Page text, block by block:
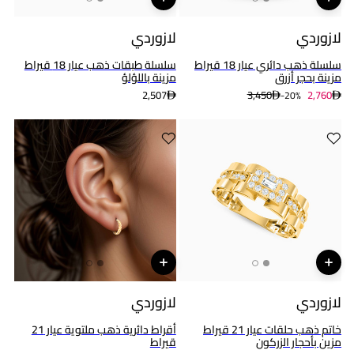
لازوردي
سلسلة ذهب دائري عيار 18 قيراط
مزينة بحجر أزرق
3,450 20%- 2,760
لازوردي
سلسلة طبقات ذهب عيار 18 قيراط
مزينة باللؤلؤ
2,507
لازوردي
خاتم ذهب حلقات عيار 21 قيراط
مزين بأحجار الزركون
لازوردي
أقراط دائرية ذهب ملتوية عيار 21
قيراط